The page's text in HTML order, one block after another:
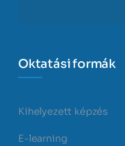
Oktatási formák
Kihelyezett képzés
E-learning